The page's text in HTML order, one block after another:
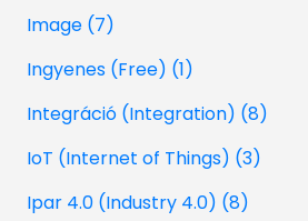
Image (7)
Ingyenes (Free) (1)
Integráció (Integration) (8)
IoT (Internet of Things) (3)
Ipar 4.0 (Industry 4.0) (8)